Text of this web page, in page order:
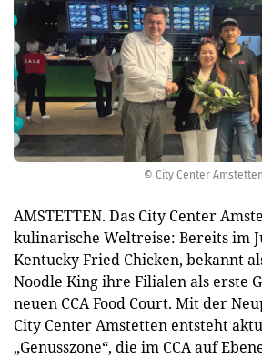
© City Center Amstetten
AMSTETTEN. Das City Center
kulinarische Weltreise: Bereits im
Kentucky Fried Chicken, bekannt
Noodle King ihre Filialen als erste
neuen CCA Food Court. Mit der
City Center Amstetten entsteht
„Genusszone“, die im CCA auf